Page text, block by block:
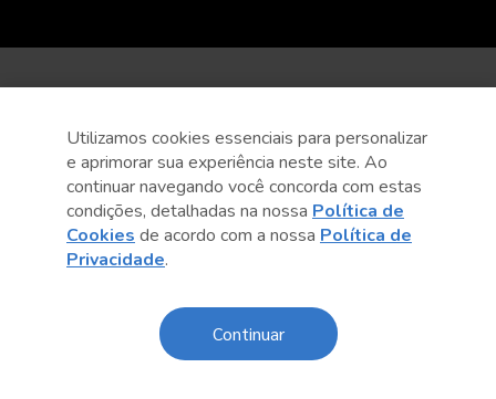
Utilizamos cookies essenciais para personalizar
e aprimorar sua experiência neste site. Ao
continuar navegando você concorda com estas
condições, detalhadas na nossa Política de
Cookies de acordo com a nossa Política de
Privacidade.
Continuar